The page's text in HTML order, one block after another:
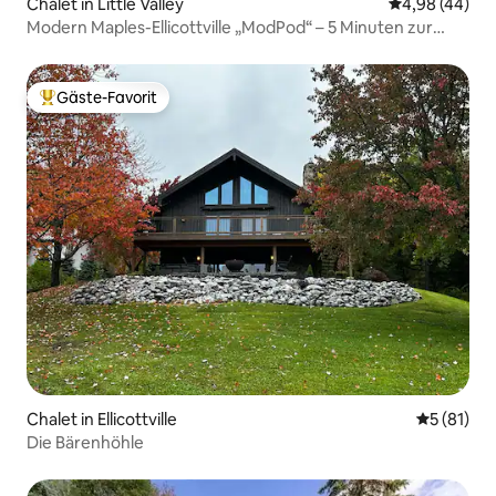
Modern Maples-Ellicottville „ModPod“ – 5 Minuten zur
Beliebter Gäste-Favorit.
Gäste-Favorit
Chalet in Ellicottville
5 (81)
Die Bärenhöhle